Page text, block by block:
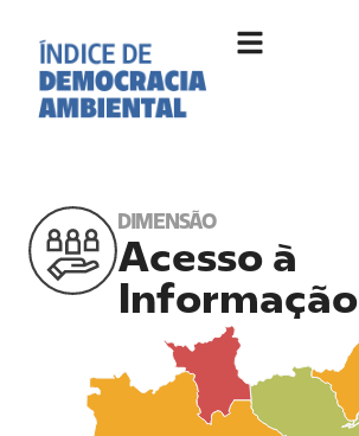
DIMENSÃO
Acesso à
Informação